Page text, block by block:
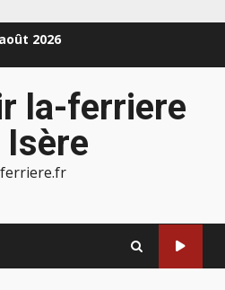
2026
la-ferriere
Isère